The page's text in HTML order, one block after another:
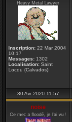
Heavy Metal Lawyer
Inscription: 22 Mar 2004
10:17
Messages: 1302
Localisation: Saint
Locdu (Calvados)
30 Avr 2020 11:57
noise
Ce mec a floodé, je l'ai vu !